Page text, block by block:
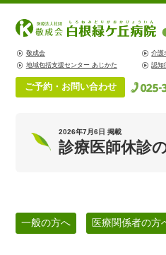
敬成会
介護
地域包括支援センター あじかた
認知
ご予約・お問い合わせ
2026年7月6日 掲載
診療医師休診
一般の方へ 医療関係者の方